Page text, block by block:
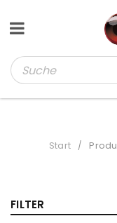
Start /
FILTER